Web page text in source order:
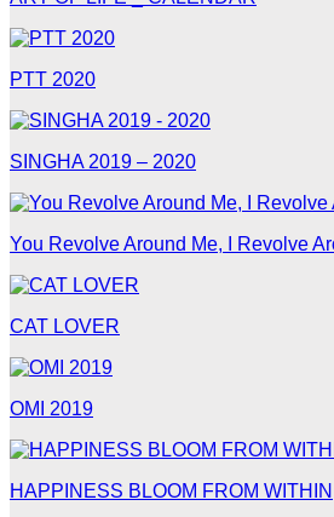
PTT 2020
SINGHA 2019 – 2020
You Revolve Around Me, I Revolve
CAT LOVER
OMI 2019
HAPPINESS BLOOM FROM WITHIN